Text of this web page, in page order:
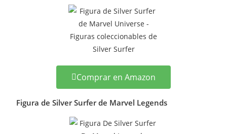
Comprar en Amazon
Figura de Silver Surfer de Marvel Legends